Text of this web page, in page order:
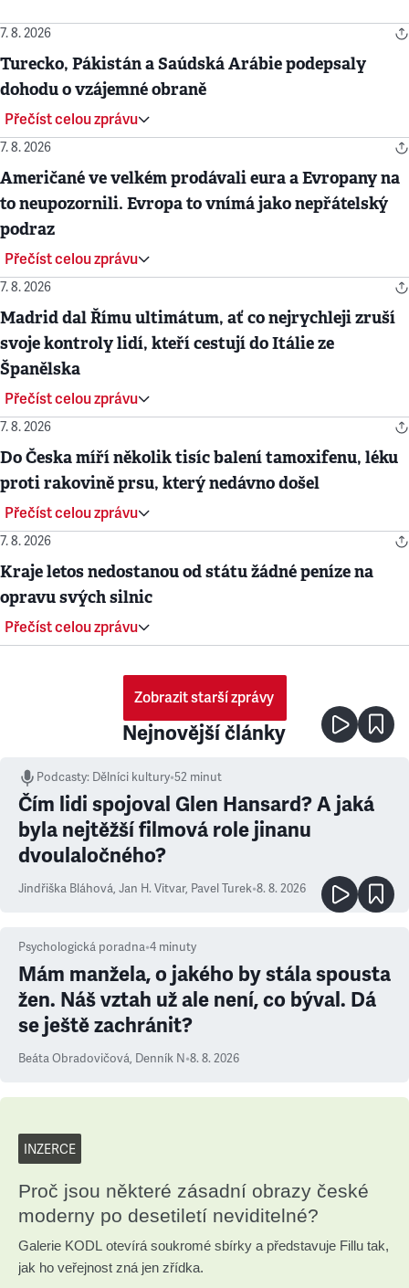
7. 8. 2026
Turecko, Pákistán a Saúdská Arábie podepsaly
dohodu o vzájemné obraně
Přečíst celou zprávu
7. 8. 2026
Američané ve velkém prodávali eura a Evropany na
to neupozornili. Evropa to vnímá jako nepřátelský
podraz
Přečíst celou zprávu
7. 8. 2026
Madrid dal Římu ultimátum, ať co nejrychleji zruší
svoje kontroly lidí, kteří cestují do Itálie ze
Španělska
Přečíst celou zprávu
7. 8. 2026
Do Česka míří několik tisíc balení tamoxifenu, léku
proti rakovině prsu, který nedávno došel
Přečíst celou zprávu
7. 8. 2026
Kraje letos nedostanou od státu žádné peníze na
opravu svých silnic
Přečíst celou zprávu
Zobrazit starší zprávy
Nejnovější články
Podcasty: Dělníci kultury•52 minut
Čím lidi spojoval Glen Hansard? A jaká
byla nejtěžší filmová role jinanu
dvoulaločného?
Jindřiška Bláhová, Jan H. Vitvar, Pavel Turek•8. 8. 2026
Psychologická poradna•4 minuty
Mám manžela, o jakého by stála spousta
žen. Náš vztah už ale není, co býval. Dá
se ještě zachránit?
Beáta Obradovičová, Denník N•8. 8. 2026
INZERCE
Proč jsou některé zásadní obrazy české
moderny po desetiletí neviditelné?
Galerie KODL otevírá soukromé sbírky a představuje Fillu tak,
jak ho veřejnost zná jen zřídka.